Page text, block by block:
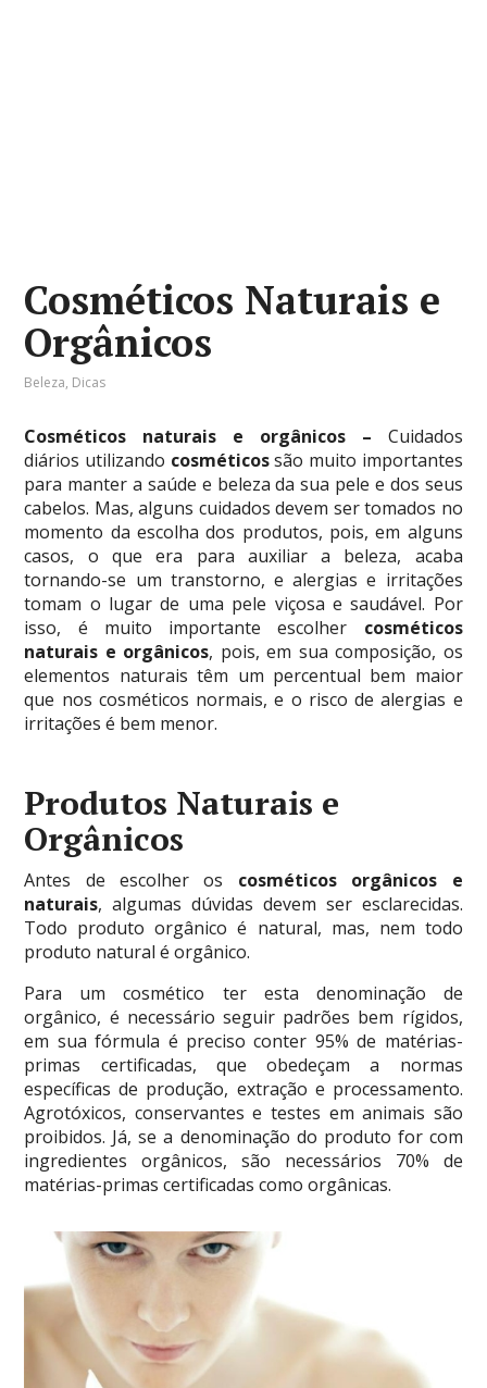
Cosméticos Naturais e
Orgânicos
Beleza, Dicas
Cosméticos naturais e orgânicos – Cuidados
diários utilizando cosméticossão muito importantes
para manter a saúde e beleza da sua pele e dos seus
cabelos. Mas, alguns cuidados devem ser tomados no
momento da escolha dos produtos, pois, em alguns
casos, o que era para auxiliar a beleza, acaba
tornando-se um transtorno, e alergias e irritações
tomam o lugar de uma pele viçosa e saudável. Por
isso, é muito importante escolher cosméticos
naturais e orgânicos, pois, em sua composição, os
elementos naturais têm um percentual bem maior
que nos cosméticos normais, e o risco de alergias e
irritações é bem menor.
Produtos Naturais e
Orgânicos
Antes de escolher os cosméticos orgânicos e
naturais, algumas dúvidas devem ser esclarecidas.
Todo produto orgânico é natural, mas, nem todo
produto natural é orgânico.
Para um cosmético ter esta denominação de
orgânico, é necessário seguir padrões bem rígidos,
em sua fórmula é preciso conter 95% de matérias-
primas certificadas, que obedeçam a normas
específicas de produção, extração e processamento.
Agrotóxicos, conservantes e testes em animais são
proibidos. Já, se a denominação do produto for com
ingredientes orgânicos, são necessários 70% de
matérias-primas certificadas como orgânicas.